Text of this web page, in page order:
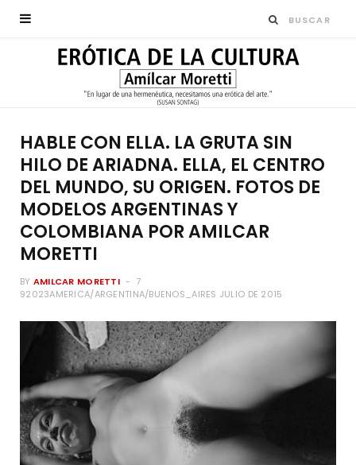
HABLE CON ELLA. LA GRUTA SIN
HILO DE ARIADNA. ELLA, EL CENTRO
DEL MUNDO, SU ORIGEN. FOTOS DE
MODELOS ARGENTINAS Y
COLOMBIANA POR AMILCAR
MORETTI
BY AMILCAR MORETTI
7
92023AMERICA/ARGENTINA/BUENOS_AIRES JULIO DE 2015